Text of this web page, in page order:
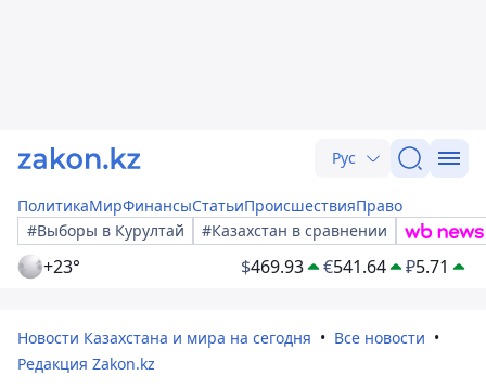
Рус
ПолитикаМирФинансыСтатьиПроисшествияПраво
#Выборы в Курултай
#Казахстан в сравнении
+23° $469.93 €541.64 ₽5.71
Новости Казахстана и мира на сегодня
Все новости
Редакция Zakon.kz